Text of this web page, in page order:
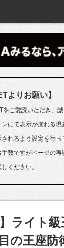
よりお願い】
ご愛読いただき、
にて表示が崩れる
れるよう設定を行
数ですがページの
ください。
】ライト
の王座防